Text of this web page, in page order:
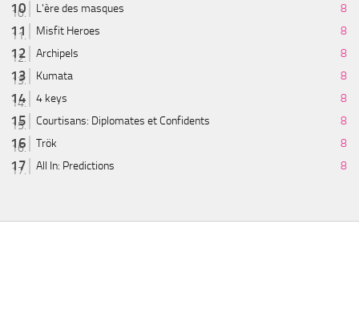
L'ère des masques
8
Misfit Heroes
8
Archipels
8
Kumata
8
4 keys
8
Courtisans: Diplomates et Confidents
8
Trök
8
All In: Predictions
8